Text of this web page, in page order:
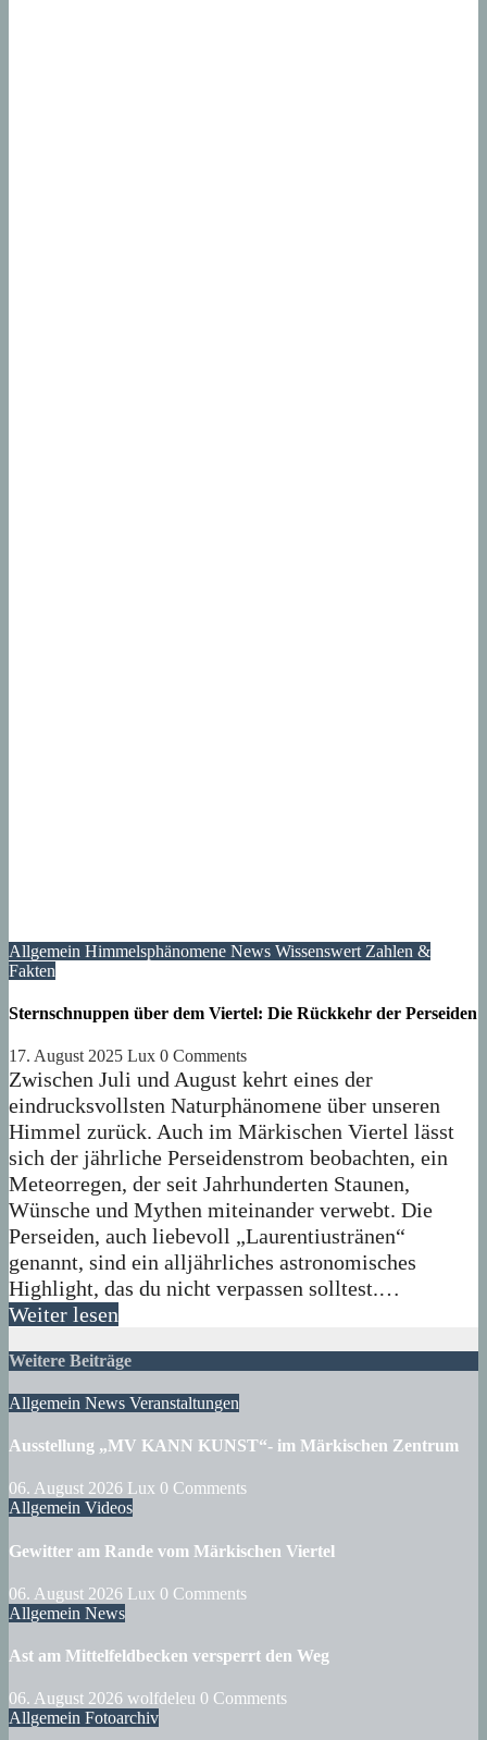
Allgemein Himmelsphänomene News Wissenswert Zahlen &
Fakten
Sternschnuppen über dem Viertel: Die Rückkehr der Perseiden
17. August 2025 Lux 0 Comments
Zwischen Juli und August kehrt eines der
eindrucksvollsten Naturphänomene über unseren
Himmel zurück. Auch im Märkischen Viertel lässt
sich der jährliche Perseidenstrom beobachten, ein
Meteorregen, der seit Jahrhunderten Staunen,
Wünsche und Mythen miteinander verwebt. Die
Perseiden, auch liebevoll „Laurentiustränen“
genannt, sind ein alljährliches astronomisches
Highlight, das du nicht verpassen solltest.…
Weiter lesen
Weitere Beiträge
Allgemein News Veranstaltungen
Ausstellung „MV KANN KUNST“- im Märkischen Zentrum
06. August 2026 Lux 0 Comments
Allgemein Videos
Gewitter am Rande vom Märkischen Viertel
06. August 2026 Lux 0 Comments
Allgemein News
Ast am Mittelfeldbecken versperrt den Weg
06. August 2026 wolfdeleu 0 Comments
Allgemein Fotoarchiv